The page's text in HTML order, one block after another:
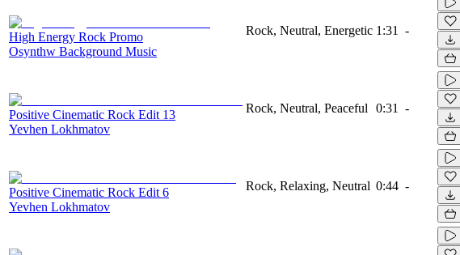
High Energy Rock Promo
Osynthw Background Music
Rock, Neutral, Energetic 1:31 -
Positive Cinematic Rock Edit 13
Yevhen Lokhmatov
Rock, Neutral, Peaceful 0:31 -
Positive Cinematic Rock Edit 6
Yevhen Lokhmatov
Rock, Relaxing, Neutral 0:44 -